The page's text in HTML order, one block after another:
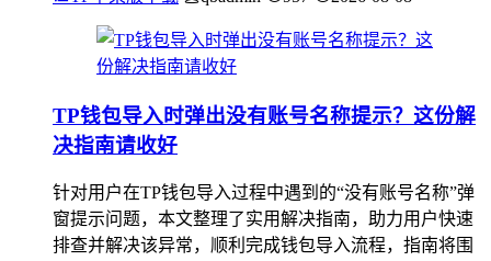
TP钱包导入时弹出没有账号名称提示？这份解
决指南请收好
针对用户在TP钱包导入过程中遇到的“没有账号名称”弹
窗提示问题，本文整理了实用解决指南，助力用户快速
排查并解决该异常，顺利完成钱包导入流程，指南将围